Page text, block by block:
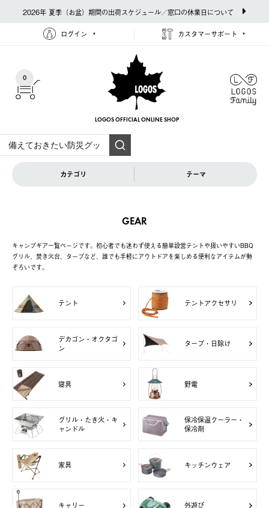
2026年 夏季（お盆）期間の出荷スケジュール／窓口の休業日について
ログイン カスタマーサポート
0
LOGOS OFFICIAL ONLINE SHOP
カテゴリ テーマ
GEAR
キャンプギア一覧ページです。初心者でも迷わず使える簡単設営テントや扱いやすいBBQ
グリル、焚き火台、タープなど、誰でも手軽にアウトドアを楽しめる便利なアイテムが勢
ぞろいです。
テント テントアクセサリ
デカゴン・オクタゴ
ン
タープ・日除け
寝具 野電
グリル・たき火・キ
ャンドル
保冷保温クーラー・
保冷剤
家具 キッチンウェア
キャリー 外遊び